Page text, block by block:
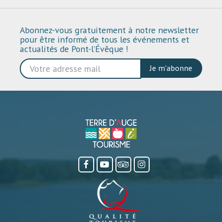
Abonnez-vous gratuitement à notre newsletter
pour être informé de tous les événements et
actualités de Pont-l’Évêque !
Je m'abonne